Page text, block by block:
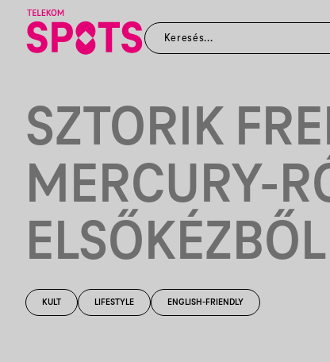
SZTORIK
MERCURY-
ELSŐKÉZBŐL
KULT LIFESTYLE ENGLISH-FRIENDLY